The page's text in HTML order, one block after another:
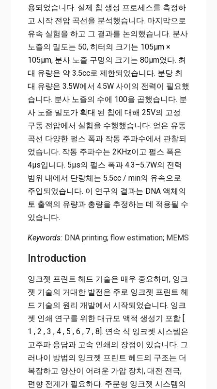
용되었습니다. 실제 칩 생성 프로세스를 측정하
고 시작 전압 곡선을 분석했습니다. 마지막으로
유속 실험을 하고 그 결과를 논의했습니다. 분사
노즐의 밀도는 50, 히터의 크기는 105μm ×
105μm, 분사 노즐 구멍의 크기는 80μm였다. 최
대 유량은 약 3.5cc로 제한되었습니다. 분당 최
대 유량은 3.5W에서 4.5W 사이의 전력이 필요했
습니다. 분사 노즐의 수에 100을 곱했습니다. 분
사 노즐 밀도가 확대 된 칩에 대해 25V의 고정
구동 전압에서 실험을 수행했습니다. 얻은 유동
곡선 다양한 펄스 폭과 작동 주파수에서 관찰되
었습니다. 작동 주파수는 2KHz이고 펄스 폭은
4μs입니다. 5μs의 펄스 폭과 4.3–5.7W의 전력
범위 내에서 단량체는 5.5cc / min의 유속으로
주입되었습니다. 이 연구의 결과는 DNA 액체의
토 출액의 유량과 총량을 추정하는 데 적용될 수
있습니다.
Keywords: DNA printing; flow estimation; MEMS
Introduction
잉크젯 프린트 헤드 기술은 매우 중요하며, 잉크
젯 기술의 거대한 발전은 주로 잉크젯 프린트 헤
드 기술의 원리 개발에서 시작되었습니다. 잉크
젯 인쇄 연구를 위한 대규모 액적 생성기 포함 [
1 , 2 , 3 , 4 , 5 , 6 , 7 , 8]. 연속 식 잉크젯 시스템은
고주파 응답과 고속 인쇄의 장점이 있습니다. 그
러나이 방법의 잉크젯 프린트 헤드의 구조는 더
복잡하고 양산이 어려운 가압 장치, 대전 전극,
편향 전계가 필요하다. 주문형 잉크젯 시스템의